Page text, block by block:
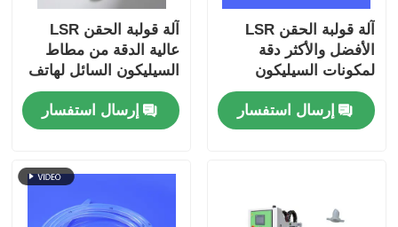
آلة قولبة الحقن LSR
الأفضل والأكثر دقة
لمكونات السيليكون
الطبية
إرسال استفسار
آلة قولبة الحقن LSR
عالية الدقة من مطاط
السيليكون السائل لهاتف
إرسال استفسار